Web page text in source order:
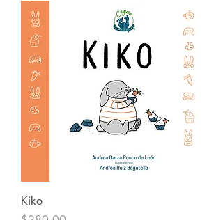
Kiko